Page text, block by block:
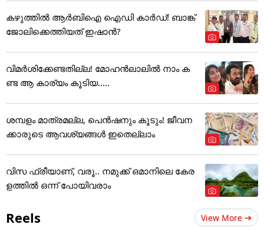
കഴുത്തില്‍ ആര്‍ബിഐ ഐഡി കാര്‍ഡ്! ബാങ്ക്
ജോലിക്കെത്തിയത് ഇഷാന്‍?
വിമർശിക്കേണ്ടതില്ല! മോഹൻലാലിൽ നാം ക
ണ്ട ആ കാര്യം കൂടിയ.....
ശമ്പളം മാത്രമല്ല, പെൻഷനും കൂടും! ജീവന
ക്കാരുടെ ആവശ്യങ്ങൾ ഇതെല്ലാം
വിസ ഫ്രീയാണ്, വരൂ.. നമുക്ക് ഒമാനിലെ കേര
ളത്തിൽ ഒന്ന് പോയിവരാം
Reels View More